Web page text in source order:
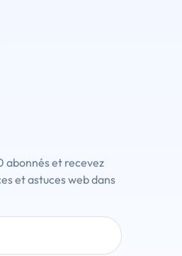
abonnés et recevez
et astuces web dans